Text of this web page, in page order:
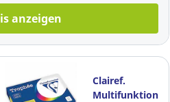
anzeigen
Clairef.